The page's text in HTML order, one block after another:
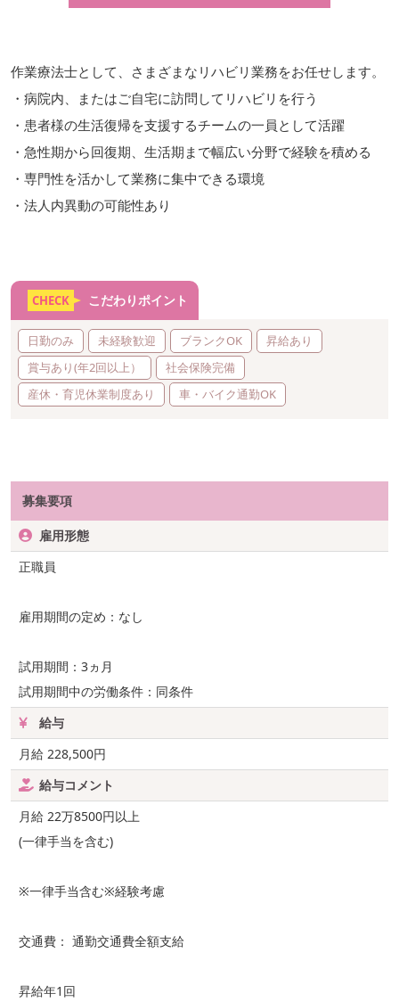
作業療法士として、さまざまなリハビリ業務をお任せします。
・病院内、またはご自宅に訪問してリハビリを行う
・患者様の生活復帰を支援するチームの一員として活躍
・急性期から回復期、生活期まで幅広い分野で経験を積める
・専門性を活かして業務に集中できる環境
・法人内異動の可能性あり
CHECK こだわりポイント
日勤のみ 未経験歓迎 ブランクOK
昇給あり
賞与あり(年2回以上）
社会保険完備
産休・育児休業制度あり
車・バイク通勤OK
募集要項
雇用形態
正職員
雇用期間の定め：なし
試用期間：3ヵ月
試用期間中の労働条件：同条件
給与
月給 228,500円
給与コメント
月給 22万8500円以上
(一律手当を含む)
※一律手当含む※経験考慮
交通費： 通勤交通費全額支給
昇給年1回